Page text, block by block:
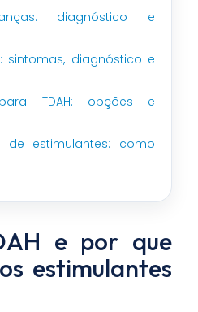
diagnóstico e
sintomas, diagnóstico e
TDAH: opções e
de estimulantes: como
e por que
estimulantes